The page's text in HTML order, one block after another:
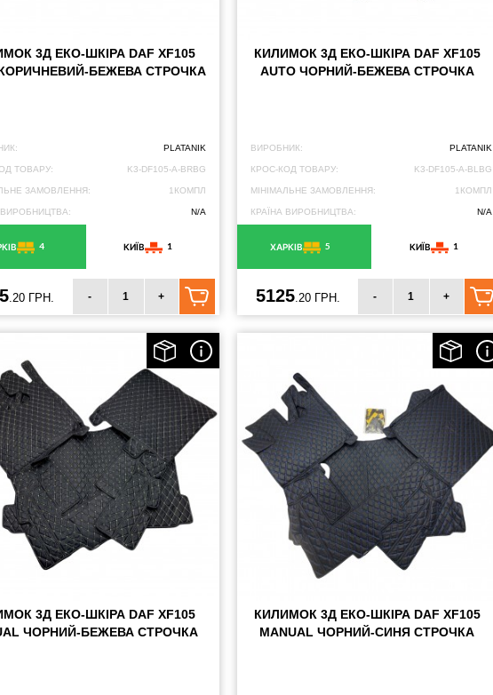
3Д ЕКО-ШКІРА DAF XF105
КОРИЧНЕВИЙ-БЕЖЕВА СТРОЧКА
PLATANIK
ТОВАРУ: K3-DF105-A-BRBG
ЗАМОВЛЕННЯ: 1КОМПЛ
ВИРОБНИЦТВА: N/A
4 КИЇВ 1
.20 ГРН. - +
КИЛИМОК 3Д ЕКО-ШКІРА DAF XF105
AUTO ЧОРНИЙ-БЕЖЕВА СТРОЧКА
ВИРОБНИК: PLATANIK
КРОС-КОД ТОВАРУ: K3-DF105-A-BLBG
МІНІМАЛЬНЕ ЗАМОВЛЕННЯ: 1КОМПЛ
КРАЇНА ВИРОБНИЦТВА: N/A
ХАРКІВ 5 КИЇВ 1
5125.20 ГРН. - +
3Д ЕКО-ШКІРА DAF XF105
ЧОРНИЙ-БЕЖЕВА СТРОЧКА
КИЛИМОК 3Д ЕКО-ШКІРА DAF XF105
MANUAL ЧОРНИЙ-СИНЯ СТРОЧКА